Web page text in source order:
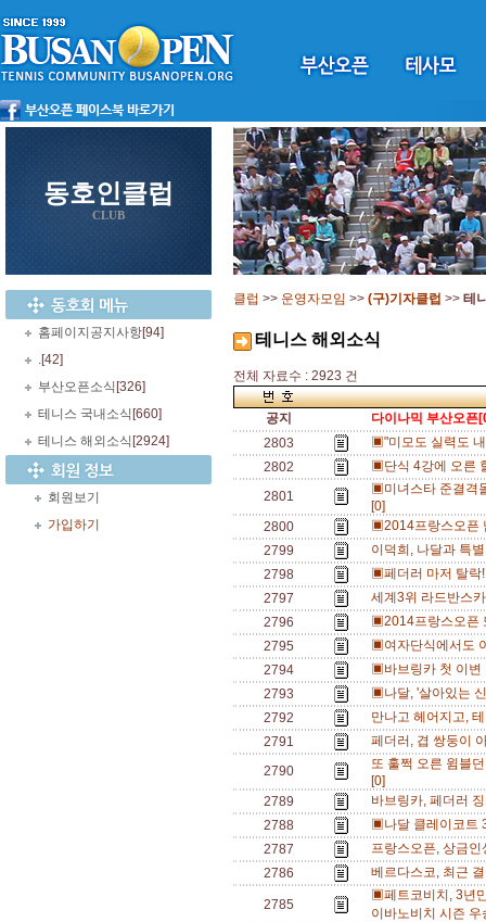
동호인클럽
CLUB
홈페이지공지사항[94]
.[42]
부산오픈소식 [326]
테니스 국내소식 [660]
테니스 해외소식 [2924]
회원보기
가입하기
클럽 >> 운영자모임 >> (구)기자클럽 >> 테
테니스 해외소식
전체 자료수 : 2923 건
공지
다이나믹 부산오픈
2803
▣"미모도 실력도
2802
▣단식 4강에 오른
2801
▣미녀스타 준결격
[0]
2800
▣2014프랑스오픈
2799
이덕희, 나달과 특
2798
▣페더러 마저 탈락
2797
세계3위 라드반스
2796
▣2014프랑스오픈
2795
▣여자단식에서도
2794
▣바브링카 첫 이
2793
▣나달, '살아있는
2792
만나고 헤어지고,
2791
페더러, 겹 쌍둥이
2790
또 훌쩍 오른 윔블
[0]
2789
바브링카, 페더러
2788
▣나달 클레이코트
2787
프랑스오픈, 상금
2786
베르다스코, 최근
2785
▣페트코비치, 3년
이바노비치 시즌